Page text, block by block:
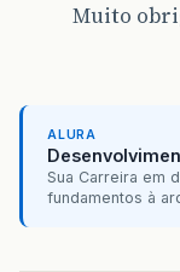
Muito
ALURA
Sua Carreira em
fundamentos à